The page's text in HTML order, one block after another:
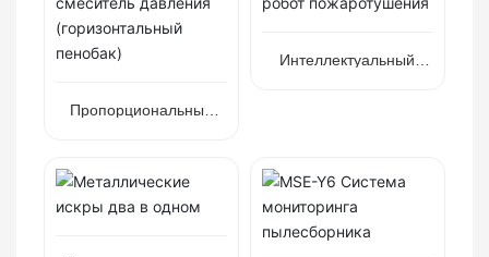
Пропорциональный
Интеллектуальный